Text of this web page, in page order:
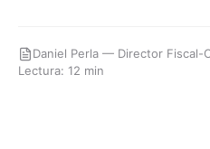
Daniel Perla — Director Fiscal-
Lectura: 12 min